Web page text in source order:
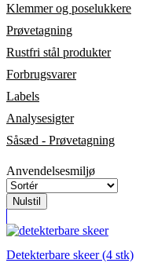
Klemmer og poselukkere
Prøvetagning
Rustfri stål produkter
Forbrugsvarer
Labels
Analysesigter
Såsæd - Prøvetagning
Anvendelsesmiljø
Nulstil
Detekterbare skeer (4 stk)